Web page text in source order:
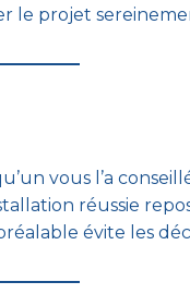
le projet
vous l’a
réussie
évite les